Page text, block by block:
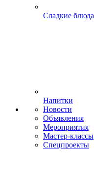
Сладкие блюда
Напитки
Новости
Объявления
Мероприятия
Мастер-классы
Спецпроекты